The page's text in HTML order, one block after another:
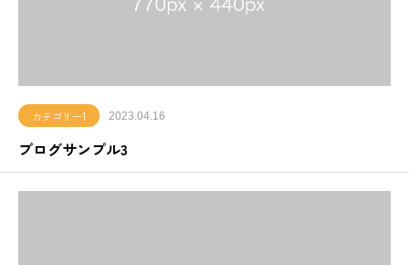
カテゴリー1 2023.04.16
ブログサンプル3